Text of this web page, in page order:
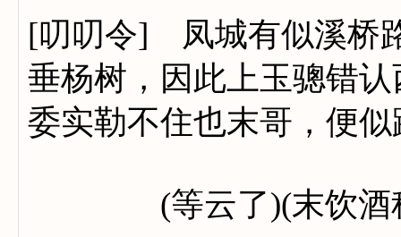
[叨叨令] 凤城有似溪桥
垂杨树，因此上玉骢错
委实勒不住也末哥，便
(等云了)(末饮酒科